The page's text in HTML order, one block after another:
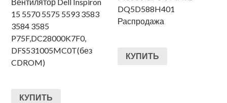
15 5570 5575 5593 3583
3584 3585
P75F,DC28000K7F0,
DFS531005MC0T(без
CDROM)
КУПИТЬ
DQ5D588H401
Распродажа
КУПИТЬ